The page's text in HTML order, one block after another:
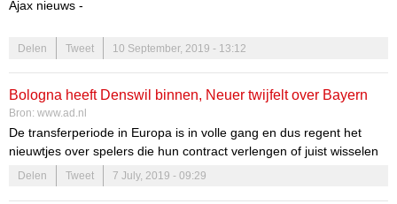
Ajax nieuws -
Matthijs de Ligt is de één na best betaalde speler in de Serie A. De
20-jarige verdediger van Juventus en het Nederlands elftal hoeft
alleen Cristiano Ronaldo voor zich te dulden. Dit blijkt uit de
salariscijfers van alle voetballers in de Italiaanse competitie dieLa
Gazzetta dello Sport
Delen Tweet 10 September, 2019 - 13:12
Bologna heeft Denswil binnen, Neuer twijfelt over Bayern
Bron: www.ad.nl
De transferperiode in Europa is in volle gang en dus regent het
nieuwtjes over spelers die hun contract verlengen of juist wisselen
van club. Mis de komende maanden niets van alle geruchten en
voltooide transfers in onze dagelijkse rubriek TransferTalk.
Delen Tweet 7 July, 2019 - 09:29